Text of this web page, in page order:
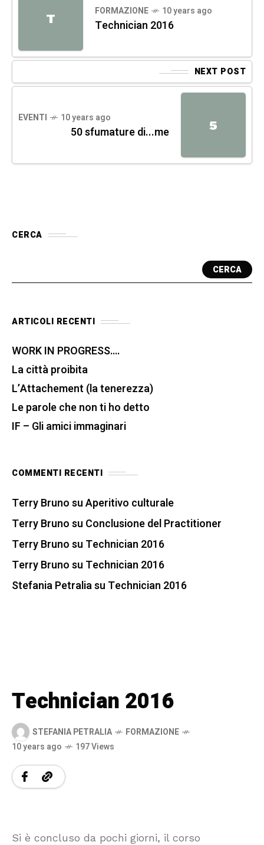
T FORMAZIONE 10 years ago
Technician 2016
NEXT POST
5
EVENTI 10 years ago
50 sfumature di...me
CERCA
CERCA
ARTICOLI RECENTI
WORK IN PROGRESS….
La città proibita
L’Attachement (la tenerezza)
Le parole che non ti ho detto
IF – Gli amici immaginari
COMMENTI RECENTI
Terry BrunosuAperitivo culturale
Terry Brunosu Conclusione del Practitioner
Terry Brunosu Technician 2016
Terry Brunosu Technician 2016
Stefania Petraliasu Technician 2016
Technician 2016
STEFANIA PETRALIA
FORMAZIONE
10 years ago
197 Views
Si è concluso da pochi giorni, il corso